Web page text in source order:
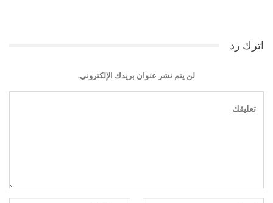
اترك رد
لن يتم نشر عنوان بريدك الإلكتروني.